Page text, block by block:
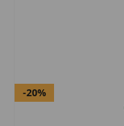
-20%